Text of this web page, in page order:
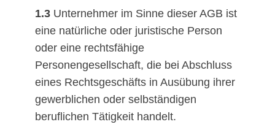
1.3Unternehmer im Sinne dieser AGB ist
eine natürliche oder juristische Person
oder eine rechtsfähige
Personengesellschaft, die bei Abschluss
eines Rechtsgeschäfts in Ausübung ihrer
gewerblichen oder selbständigen
beruflichen Tätigkeit handelt.